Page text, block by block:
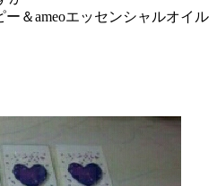
＆ameoエッセンシャルオイル